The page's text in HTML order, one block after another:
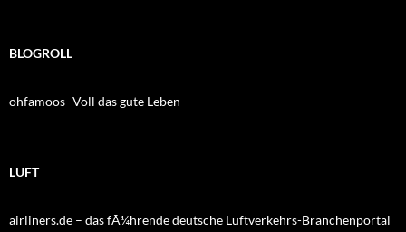
BLOGROLL
ohfamoos- Voll das gute Leben
LUFT
airliners.de – das fÃ¼hrende deutsche Luftverkehrs-Branchenportal